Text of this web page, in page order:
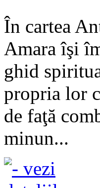
În cartea
Amara îşi
ghid
propria lor
de faţă
minun...